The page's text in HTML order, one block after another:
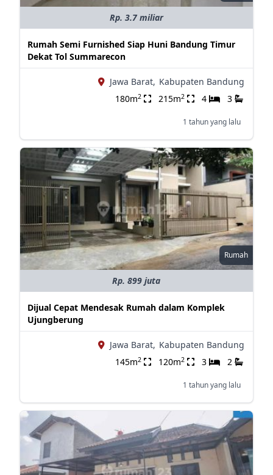
Rp. 3.7 miliar
Rumah Semi Furnished Siap Huni Bandung Timur
Dekat Tol Summarecon
Jawa Barat, Kabupaten Bandung
180m2 215m2 4 3
1 tahun yang lalu
Rumah
Rp. 899 juta
Dijual Cepat Mendesak Rumah dalam Komplek
Ujungberung
Jawa Barat, Kabupaten Bandung
145m2 120m2 3 2
1 tahun yang lalu